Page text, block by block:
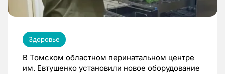
Здоровье
В Томском областном перинатальном центре
им. Евтушенко установили новое оборудование